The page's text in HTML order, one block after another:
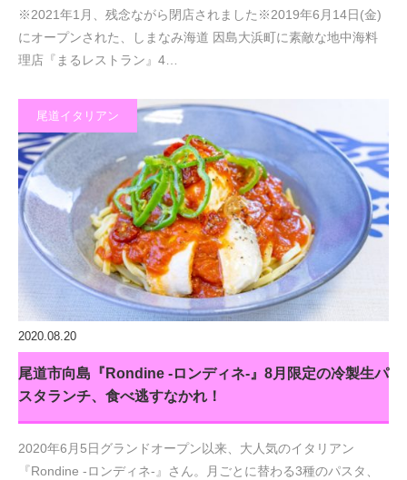
※2021年1月、残念ながら閉店されました※2019年6月14日(金)
にオープンされた、しまなみ海道 因島大浜町に素敵な地中海料
理店『まるレストラン』4…
尾道イタリアン
2020.08.20
尾道市向島『Rondine -ロンディネ-』8月限定の冷製生パ
スタランチ、食べ逃すなかれ！
2020年6月5日グランドオープン以来、大人気のイタリアン
『Rondine -ロンディネ-』さん。月ごとに替わる3種のパスタ、